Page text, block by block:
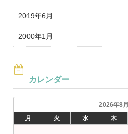
2019年6月
2000年1月
カレンダー
2026年8月
月
火 水 木